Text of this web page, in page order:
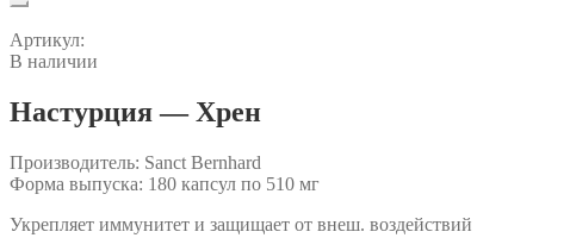
Артикул:
В наличии
Настурция — Хрен
Производитель: Sanct Bernhard
Форма выпуска: 180 капсул по 510 мг
Укрепляет иммунитет и защищает от внеш. воздействий